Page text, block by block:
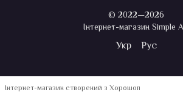
© 2022—2026
Інтернет-магазин Simple
Укр Рус
Інтернет-магазин створений з Хорошоп